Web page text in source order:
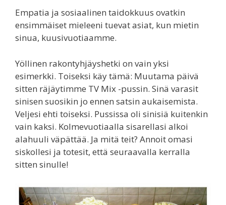
Empatia ja sosiaalinen taidokkuus ovatkin
ensimmäiset mieleeni tuevat asiat, kun mietin
sinua, kuusivuotiaamme.
Yöllinen rakontyhjäyshetki on vain yksi
esimerkki. Toiseksi käy tämä: Muutama päivä
sitten räjäytimme TV Mix -pussin. Sinä varasit
sinisen suosikin jo ennen satsin aukaisemista.
Veljesi ehti toiseksi. Pussissa oli sinisiä kuitenkin
vain kaksi. Kolmevuotiaalla sisarellasi alkoi
alahuuli väpättää. Ja mitä teit? Annoit omasi
siskollesi ja totesit, että seuraavalla kerralla
sitten sinulle!